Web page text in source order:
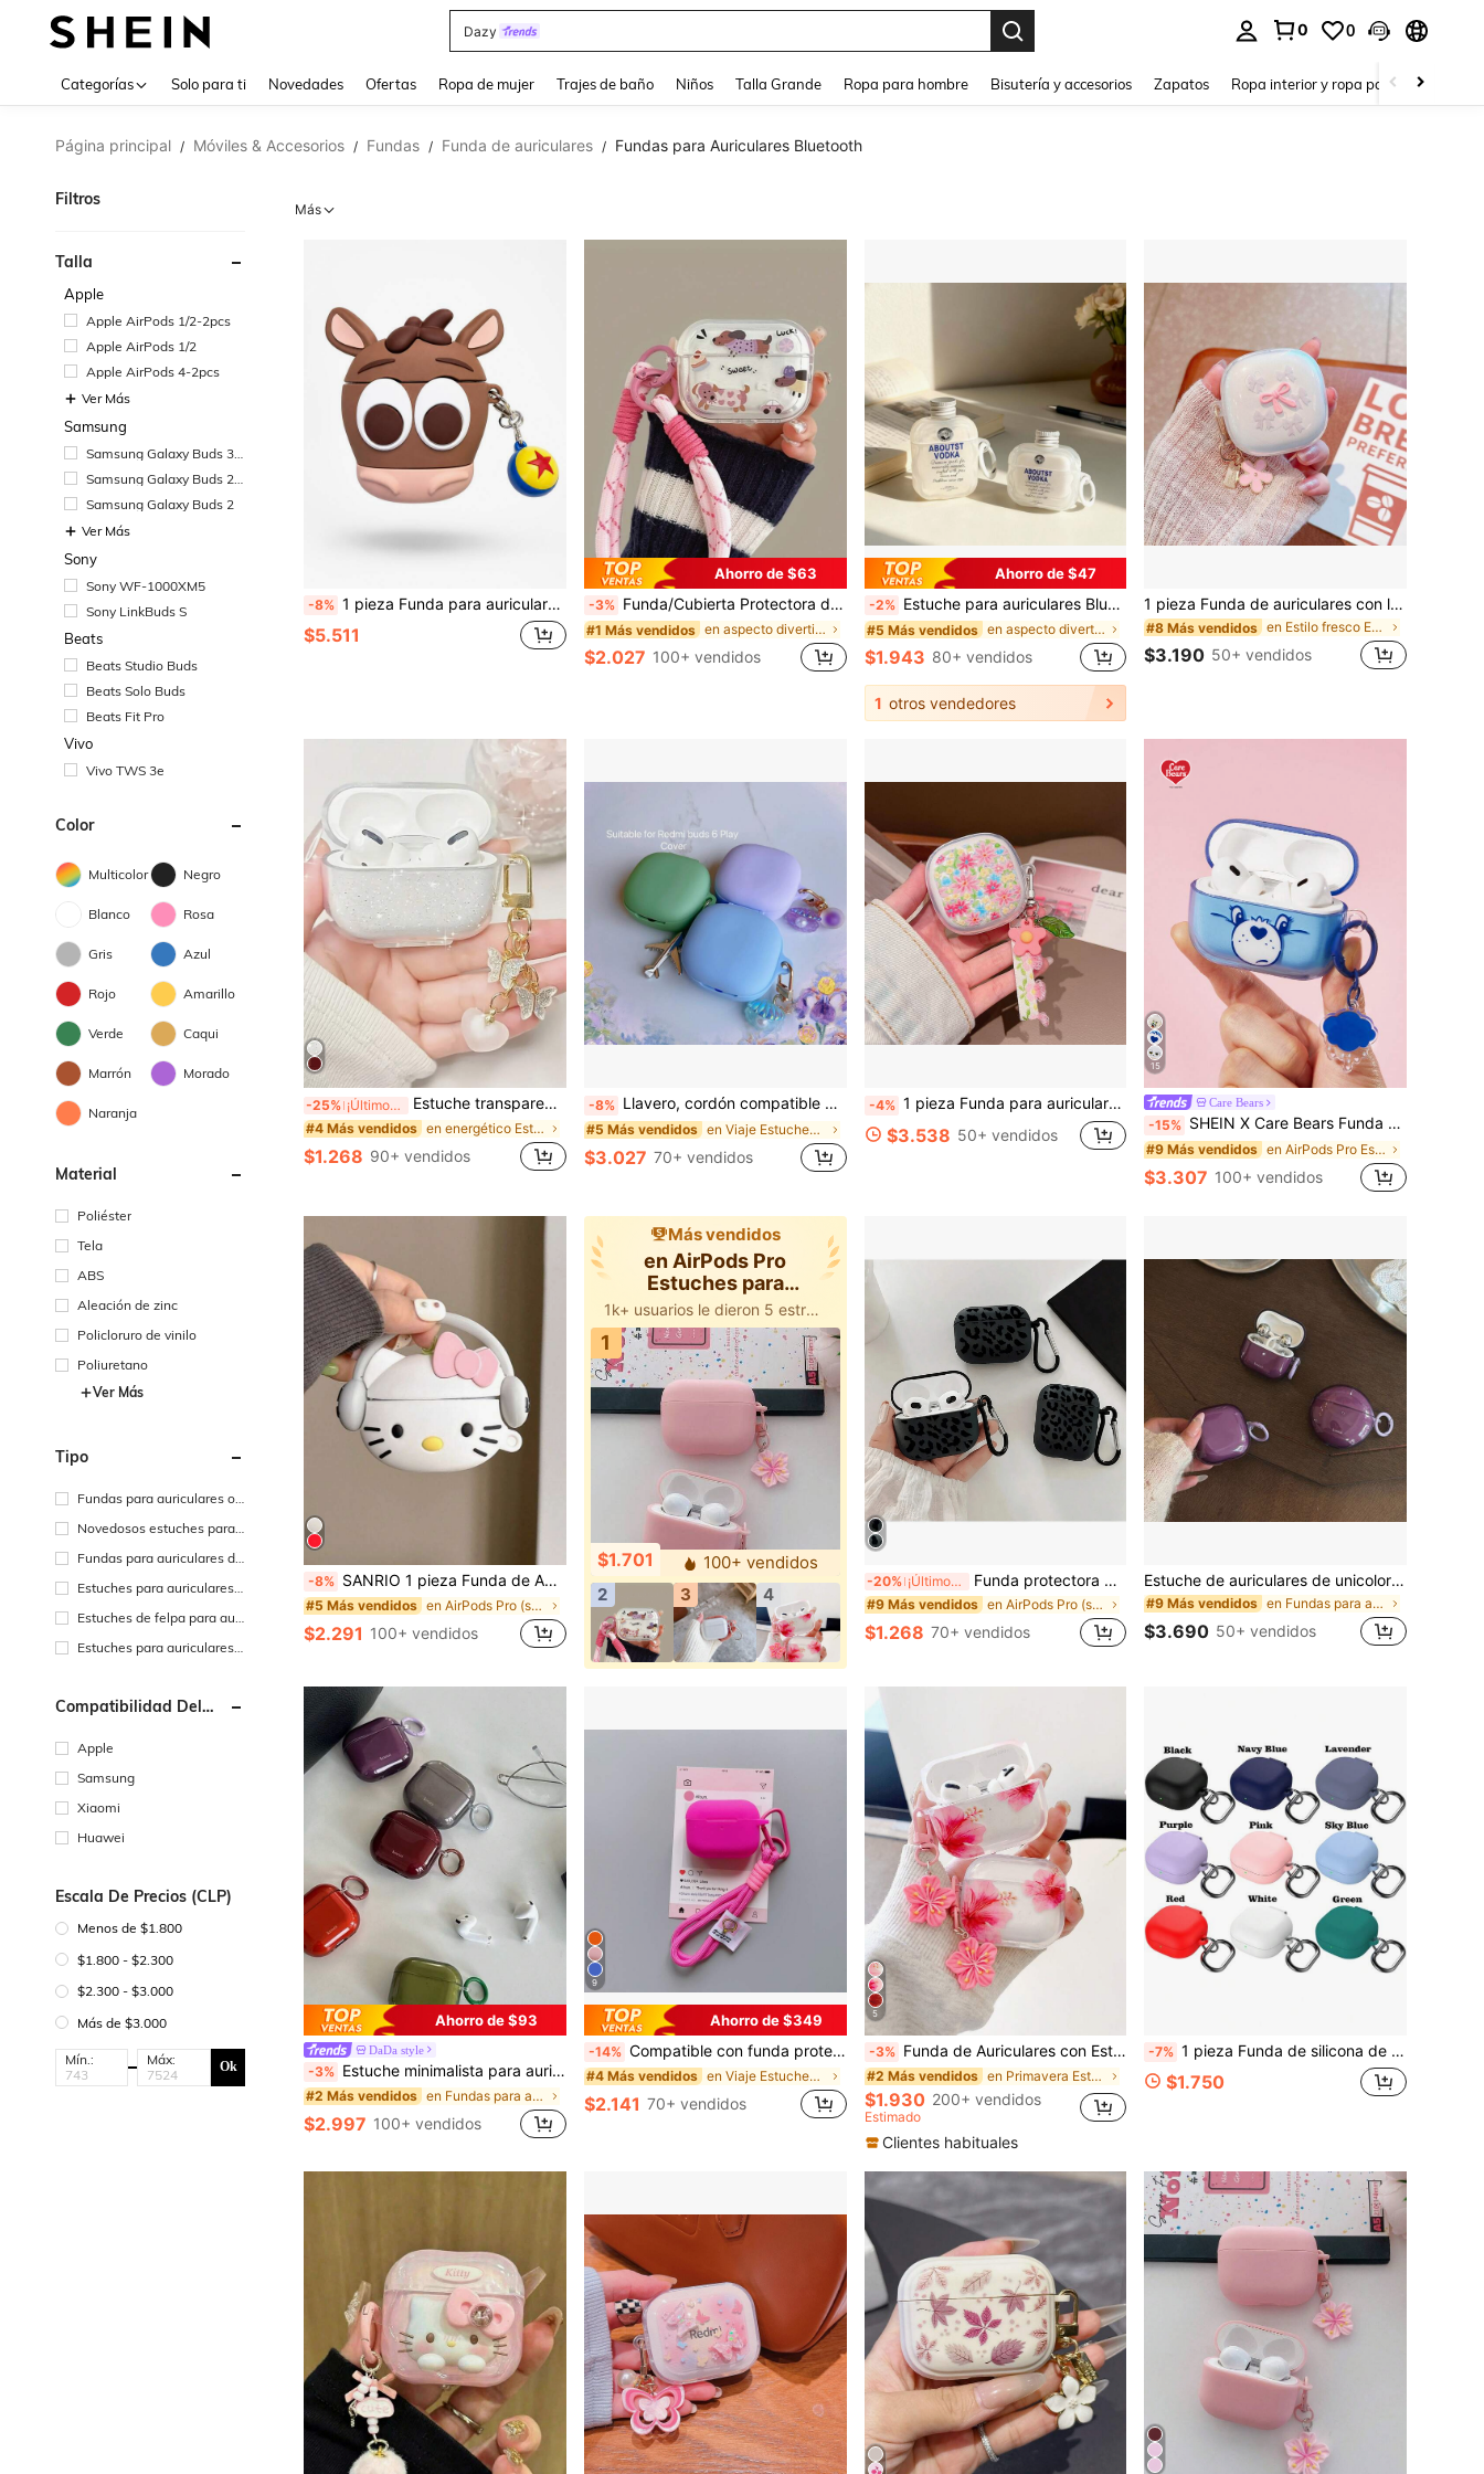
Dazy
0 0
Categorías Solo para ti Novedades Ofertas Ropa de mujer Trajes de baño Niños Talla Grande Ropa para hombre Bisutería y accesorios Zapatos Ropa interior y ropa para dormir
Página principal / Móviles & Accesorios / Fundas / Funda de auriculares / Fundas para Auriculares Bluetooth
Filtros
Talla
Apple
Apple AirPods 1/2-2pcs
Apple AirPods 1/2
Apple AirPods 4-2pcs
Ver Más
Samsung
Samsung Galaxy Buds 3
Samsung Galaxy Buds 2
Samsung Galaxy Buds 2
Ver Más
Sony
Sony WF-1000XM5
Sony LinkBuds S
Beats
Beats Studio Buds
Beats Solo Buds
Beats Fit Pro
Vivo
Vivo TWS 3e
Color
Multicolor Negro
Blanco Rosa
Gris Azul
Rojo Amarillo
Verde Caqui
Marrón Morado
Naranja
Material
Poliéster
Tela
ABS
Aleación de zinc
Policloruro de vinilo
Poliuretano
Ver Más
Tipo
Fundas para auriculares or
Novedosos estuches para
Fundas para auriculares de
Estuches para auriculares c
Estuches de felpa para auri
Estuches para auriculares c
Compatibilidad Del
Apple
Samsung
Xiaomi
Huawei
Escala De Precios (CLP)
Menos de $1.800
$1.800 - $2.300
$2.300 - $3.000
Más de $3.000
Mín.: Máx: Ok
Más
-8% 1 pieza Funda para auriculares con forma 3D de poni lindo estilo japonés compatible con Apple 4, carcasa protectora para Pro 3/Pro 2 2da/3ra generación, nueva cubierta de silicona suave
$5.511
Ahorro de $63
-3% Funda/Cubierta Protectora de Auriculares con Diseño de Perro Dachshund Lindo Para 1/2/3 Generación, Para Pro, Para Pro2, Para 4, 1 Carcasa Protectora Con 1 Cadena Colgante
#1 Más vendidos en aspecto divertido Estuches para auriculares
$2.027 100+ vendidos
Ahorro de $47
-2% Estuche para auriculares Bluetooth con forma de botella de vodka a prueba de golpes con elementos de cerveza, con estampado de uva/cursiva en inglés, funda protectora compatible con el estuche de auriculares inalámbricos de Apple, resistente a arañazos y anti-caída, regalo de cumpleaños para fiestas
#5 Más vendidos en aspecto divertido Estuches para auriculares
$1.943 80+ vendidos
1 otros vendedores
1 pieza Funda de auriculares con lazo rosa y colgante compatible con Redmi Buds 6 Pro/8 Pro/8 Active/5/6s/6/7s/6 Lite/8 Lite/Buds 8/Buds 6 Active Funda de auriculares inalámbricos
#8 Más vendidos en Estilo fresco Estuches para auriculares
$3.190 50+ vendidos
-25% ¡Últimos 3 días Estuche transparente con purpurina para auriculares + Colgante de mariposa compatible con Pro 3 para iPhone, estuche para auriculares para AirPods 1/2, nuevo estuche protector inalámbrico para auriculares para AirPods 3/Pro/Pro2, regalo para novio/novia
#4 Más vendidos en energético Estuches para auriculares
$1.268 90+ vendidos
-8% Llavero, cordón compatible con los auriculares Redmi Buds 6 Play, funda protectora de silicona suave
#5 Más vendidos en Viaje Estuches para auriculares
$3.027 70+ vendidos
-4% 1 pieza Funda para auriculares con pintura floral de verano y colgante, adecuada para Redmi Buds8Active/8pro/8lite/6 Pro Auriculares inalámbricos, Buds6/7s/Buds 6 Active/6 Lite/6play Funda protectora para auriculares Bluetooth inalámbricos
$3.538 50+ vendidos
15
Care Bears
-15% SHEIN X Care Bears Funda para auriculares Bluetooth IML con oso arcoíris y colgante arcoíris, funda para auriculares Bluetooth con colgante, para iPod
#9 Más vendidos en AirPods Pro Estuches para auriculares Bluetooth
$3.307 100+ vendidos
-8% SANRIO 1 pieza Funda de Auriculares Bluetooth Gato Musical KT Lindo Compatible con Pro3 Funda de Auriculares Bluetooth Inalámbrico AirPods2/3/4/Pro/Pro2 Cubierta Protectora de Dibujos Animados (Auriculares No Incluidos), Kawaii
#5 Más vendidos en AirPods Pro (segunda generación) Estuches para
$2.291 100+ vendidos
Más vendidos
en AirPods Pro
Estuches para
auriculares Bluetooth1k+ usuarios le dieron 5 estrellas
1
$1.701
100+ vendidos
2
3 4
-20% ¡Últimos 3 días Funda protectora de TPU de aleación con estampado de leopardo negro [diseño separado] Nuevo y de moda Funda protectora de TPU suave compatible con de 4ta generación, Pro 3/1/2, Pro de 3ra generación, Pro de 2da generación, un regalo de cumpleaños perfecto
#9 Más vendidos en AirPods Pro (segunda generación) Estuches para
$1.268 70+ vendidos
Estuche de auriculares de unicolor morado semitransparente y minimalista con anillo colgante, adecuado para Freebuds 7i, Freebuds 2/3, Freebuds SE 2/3, Freebuds 5i/6i, Buds Pro 3, estilo coreano lindo
#9 Más vendidos en Fundas para auriculares con diseño sencillo Est
$3.690 50+ vendidos
Ahorro de $93
DaDa style
-3% Estuche minimalista para auriculares Bluetooth con diseño de letra vintage y transparente, material de unicolor y a prueba de golpes, funda protectora suave compatible con Apple Pro 3ra/2da generación, regalo de primavera y cumpleaños estilo coreano Ins
#2 Más vendidos en Fundas para auriculares con diseño sencillo Est
$2.997 100+ vendidos
9
Ahorro de $349
-14% Compatible con funda protectora, correa de cordón bicolor trenzada hecha a mano minimalista para funda de auriculares Bluetooth
#4 Más vendidos en Viaje Estuches para auriculares
$2.141 70+ vendidos
5
-3% Funda de Auriculares con Estilo Dulce Fresco y Patrón de Flor de Hibisco Realista, Funda de Auriculares Transparente con Encanto de Flor Gratis, Compatible con Funda de Auriculares, Auriculares, Compatible con Funda de Auriculares Pro 3, Compatible con Auriculares Pro (2ª Generación), Compatible con Auriculares 3, Compatible con Auriculares Pro, Compatible con Funda de Auriculares 4, Funda, Accesorios de Auriculares, , Funda de Auriculares para Uso Diario o como Regalo
#2 Más vendidos en Primavera Estuches para auriculares
$1.930 200+ vendidos
Estimado
Clientes habituales
-7% 1 pieza Funda de silicona de unicolor anti-caída + Funda para auriculares con hebilla de pasarela compatible con Samsung BudsLive/Galaxy Buds2Pro/FE Auriculares Bluetooth Funda protectora, Opciones de multicolor
$1.750